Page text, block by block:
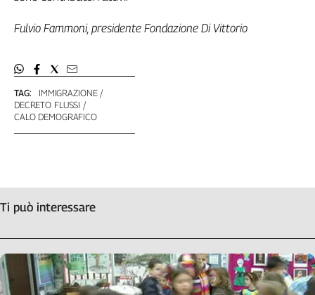
TAG:
IMMIGRAZIONE
DECRETO FLUSSI
CALO DEMOGRAFICO
Fulvio Fammoni, presidente Fondazione Di Vittorio
Ti può interessare